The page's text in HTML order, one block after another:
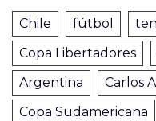
Chile fútbol
Copa Libertadores
Argentina
Carlos
Copa Sudamericana